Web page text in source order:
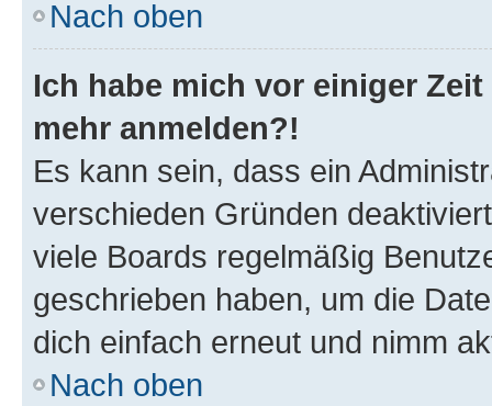
Nach oben
Ich habe mich vor einiger
mehr anmelden?!
Es kann sein, dass ein
verschieden Gründen
viele Boards regelmäßig
geschrieben haben, um die
dich einfach erneut und nimm
Nach oben